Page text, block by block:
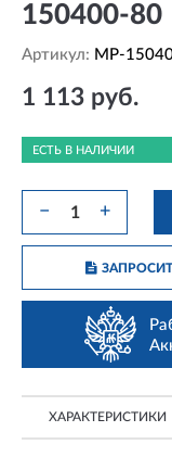
150400-80
Артикул: MP-
1 113 руб.
ЕСТЬ В НАЛИЧИИ
− +
ХАРАКТЕРИСТИКИ